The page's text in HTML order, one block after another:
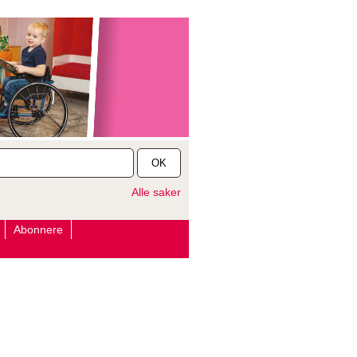
OK
Alle saker
Abonnere